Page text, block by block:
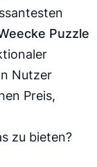
Puzzle
Nutzer
Preis,
zu bieten?